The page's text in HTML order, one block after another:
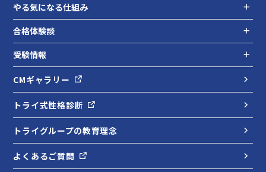
やる気になる仕組み
合格体験談
受験情報
CMギャラリー
トライ式性格診断
トライグループの教育理念
よくあるご質問